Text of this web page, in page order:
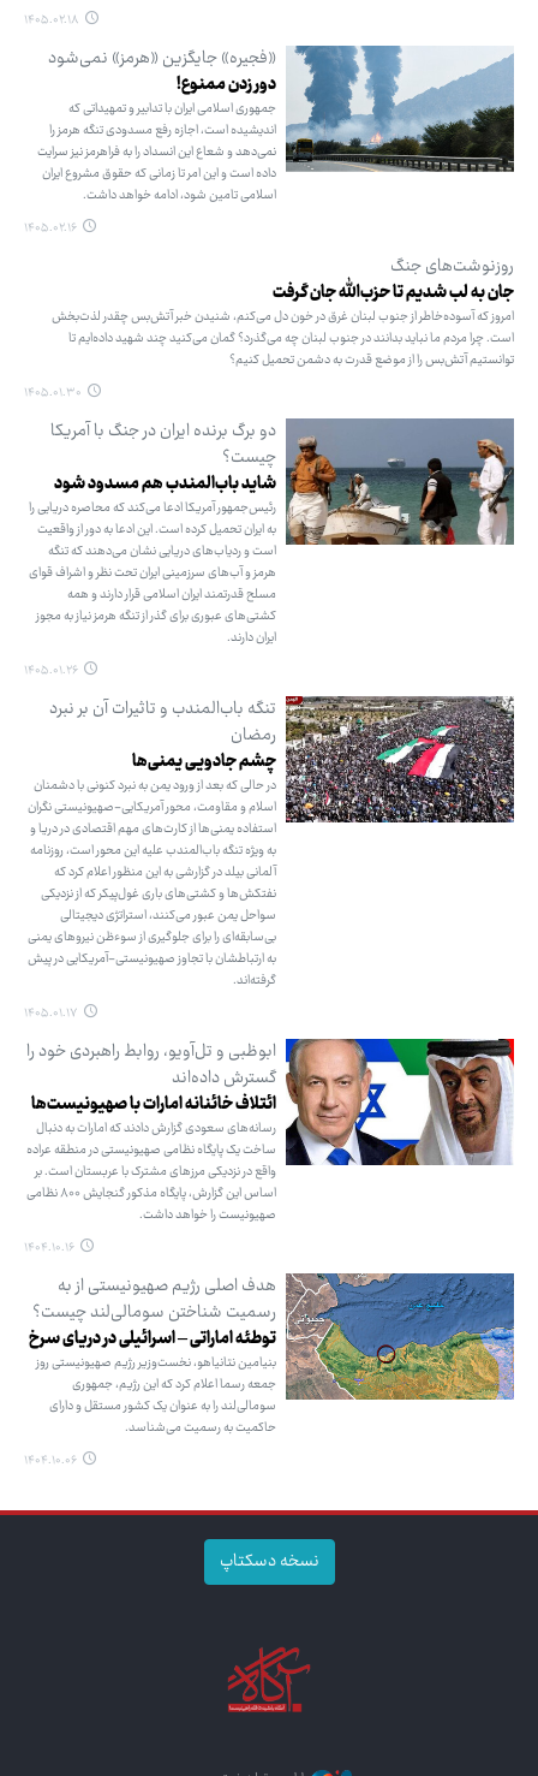
۱۴۰۵.۰۲.۱۸
«فجیره» جایگزین «هرمز» نمی‌شود
دور زدن ممنوع!
جمهوری اسلامی ایران با تدابیر و تمهیداتی که
اندیشیده است، اجازه رفع مسدودی تنگه هرمز را
نمی‌دهد و شعاع این انسداد را به فراهرمز نیز سرایت
داده است و این امر تا زمانی که حقوق مشروع ایران
اسلامی تامین شود، ادامه خواهد داشت.
۱۴۰۵.۰۲.۱۶
روزنوشت‌های جنگ
جان به لب شدیم تا حزب‌الله جان گرفت
امروز که آسوده‌خاطر از جنوب لبنان غرق در خون دل می‌کنم، شنیدن خبر آتش‌بس چقدر لذت‌بخش
است. چرا مردم ما نباید بدانند در جنوب لبنان چه می‌گذرد؟ گمان می‌کنید چند شهید داده‌ایم تا
توانستیم آتش‌بس را از موضع قدرت به دشمن تحمیل کنیم؟
۱۴۰۵.۰۱.۳۰
دو برگ برنده ایران در جنگ با آمریکا
چیست؟
شاید باب‌المندب هم مسدود شود
رئیس‌جمهور آمریکا ادعا می‌کند که محاصره دریایی را
به ایران تحمیل کرده است. این ادعا به دور از واقعیت
است و ردیاب‌های دریایی نشان می‌دهند که تنگه
هرمز و آب‌های سرزمینی ایران تحت نظر و اشراف قوای
مسلح قدرتمند ایران اسلامی قرار دارند و همه
کشتی‌های عبوری برای گذر از تنگه هرمز نیاز به مجوز
ایران دارند.
۱۴۰۵.۰۱.۲۶
تنگه باب‌المندب و تاثیرات آن بر نبرد
رمضان
چشم جادویـی یمنی‌ها
در حالی که بعد از ورود یمن به نبرد کنونی با دشمنان
اسلام و مقاومت، محور آمریکایی-صهیونیستی نگران
استفاده یمنی‌ها از کارت‌های مهم اقتصادی در دریا و
به ویژه تنگه باب‌المندب علیه این محور است، روزنامه
آلمانی بیلد در گزارشی به این منظور اعلام کرد که
نفتکش‌ها و کشتی‌های باری غول‌پیکر که از نزدیکی
سواحل یمن عبور می‌کنند، استراتژی دیجیتالی
بی‌سابقه‌ای را برای جلوگیری از سوءظن نیروهای یمنی
به ارتباطشان با تجاوز صهیونیستی-آمریکایی در پیش
گرفته‌اند.
۱۴۰۵.۰۱.۱۷
ابوظبی و تل‌آویو، روابط راهبردی خود را
گسترش داده‌اند
ائتلاف خائنانه امارات با صهیونیست‌ها
رسانه‌های سعودی گزارش دادند که امارات به دنبال
ساخت یک پایگاه نظامی صهیونیستی در منطقه عراده
واقع در نزدیکی مرزهای مشترک با عربستان است. بر
اساس این گزارش، پایگاه مذکور گنجایش ۸۰۰ نظامی
صهیونیست را خواهد داشت.
۱۴۰۴.۱۰.۱۶
هدف اصلی رژیم صهیونیستی از به
رسمیت شناختن سومالی‌لند چیست؟
توطئه اماراتی – اسرائیلی در دریای سرخ
بنیامین نتانیاهو، نخست‌وزیر رژیم صهیونیستی روز
جمعه رسما اعلام کرد که این رژیم، جمهوری
سومالی‌لند را به عنوان یک کشور مستقل و دارای
حاکمیت به رسمیت می‌شناسد.
۱۴۰۴.۱۰.۰۶
نسخه دسکتاپ